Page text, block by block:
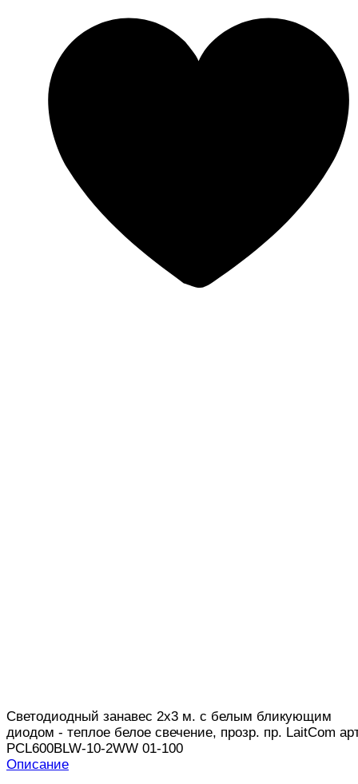
Светодиодный занавес 2х3 м. с белым бликующим
диодом - теплое белое свечение, прозр. пр. LaitCom
PCL600BLW-10-2WW 01-100
Описание